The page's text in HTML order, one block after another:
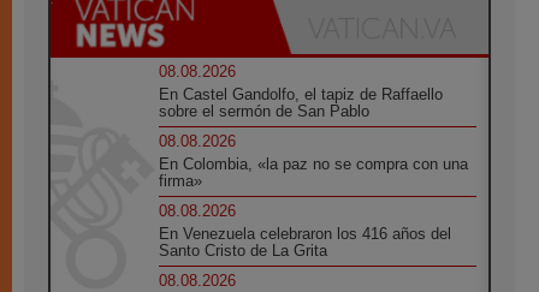
08.08.2026
En Castel Gandolfo, el tapiz de Raffaello
sobre el sermón de San Pablo
08.08.2026
En Colombia, «la paz no se compra con una
firma»
08.08.2026
En Venezuela celebraron los 416 años del
Santo Cristo de La Grita
08.08.2026